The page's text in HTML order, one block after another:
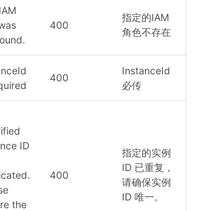
400
指定的IAM
角色不存在
400
InstanceId
必传
ID
the
400
指定的实例
ID 已重复，
请确保实例
ID 唯一。